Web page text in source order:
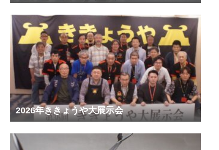
2026年ききょうや大展示会